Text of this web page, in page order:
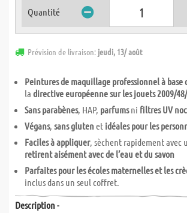
Quantité
Prévision de livraison: jeudi, 13/ août
Peintures de maquillage professionnel à base
la directive européenne sur les jouets 2009/
Sans parabènes, HAP, parfumsni filtres UV
Végans, sans glutenet idéales pour les
Faciles à appliquer, sèchent rapidement avec
retirent aisément avec de l’eau et du savon
Parfaites pour les écoles maternelles et les
inclus dans un seul coffret.
Description -